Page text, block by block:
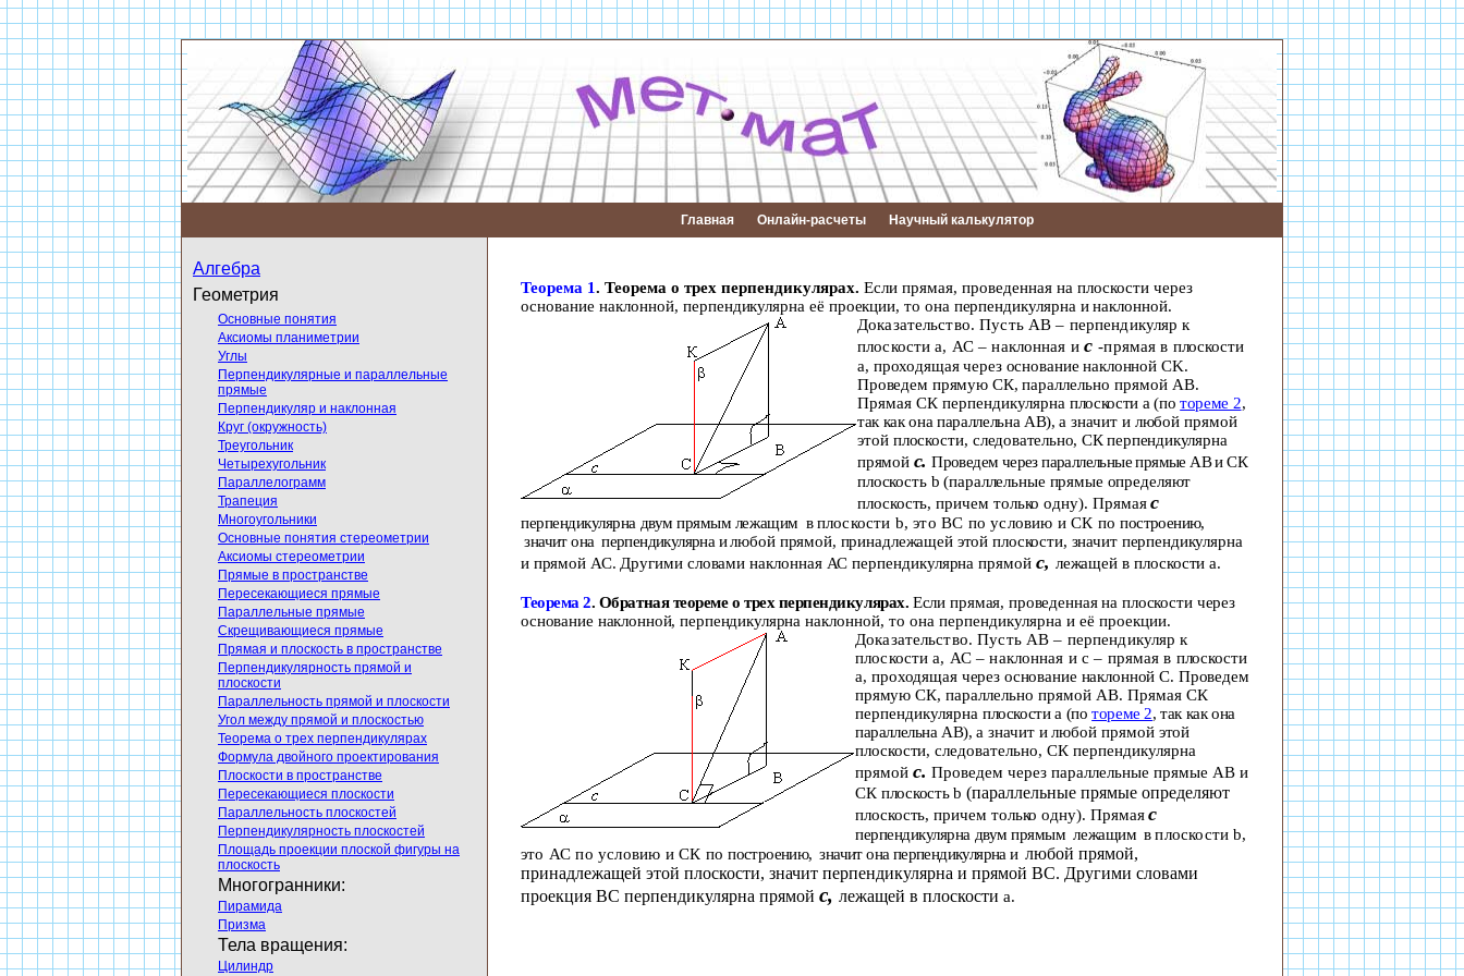
Главная Онлайн-расчеты Научный калькулятор
Алгебра
Геометрия
Основные понятия
Аксиомы планиметрии
Углы
Перпендикулярные и параллельные
прямые
Перпендикуляр и наклонная
Круг (окружность)
Треугольник
Четырехугольник
Параллелограмм
Трапеция
Многоугольники
Основные понятия стереометрии
Аксиомы стереометрии
Прямые в пространстве
Пересекающиеся прямые
Параллельные прямые
Скрещивающиеся прямые
Прямая и плоскость в пространстве
Перпендикулярность прямой и
плоскости
Параллельность прямой и плоскости
Угол между прямой и плоскостью
Теорема о трех перпендикулярах
Формула двойного проектирования
Плоскости в пространстве
Пересекающиеся плоскости
Параллельность плоскостей
Перпендикулярность плоскостей
Площадь проекции плоской фигуры на
плоскость
Многогранники:
Пирамида
Призма
Тела вращения:
Цилиндр
Теорема 1. Теорема о трех перпендикулярах. Если прямая, проведенная на плоскости через
основание наклонной, перпендикулярна её проекции, то она перпендикулярна и наклонной.
Доказательство. Пусть АВ – перпендикуляр к
плоскостиa, АС – наклонная ис-прямая в плоскости
a, проходящая через основание наклонной СK.
Проведем прямую СК,параллельно прямой АВ.
Прямая СК перпендикулярна плоскости a (потореме 2,
так как она параллельна АВ),а значит и любой прямой
этой плоскости, следовательно, СК перпендикулярна
прямой с. Проведем черезпараллельные прямые АВ и СК
плоскость b (параллельные прямые определяют
плоскость, причем только одну). Прямаяс
перпендикулярна двум прямым лежащим вплоскости b, это ВС по условию и СК попостроению,
значит она перпендикулярна илюбой прямой, принадлежащей этой плоскости, значитперпендикулярна
и прямой АС. Другими словами наклонная АС перпендикулярна прямой с, лежащей в плоскостиa.
Теорема 2. Обратная теореме о трех перпендикулярах. Если прямая, проведенная на плоскости через
основание наклонной, перпендикулярнанаклонной, то она перпендикулярна и её проекции.
Доказательство. Пусть АВ – перпендикуляр к
плоскостиa, АС – наклонная и с – прямая в плоскости
a, проходящая через основание наклонной С. Проведем
прямую СК, параллельно прямой АВ. Прямая СК
перпендикулярна плоскостиa (потореме 2, так как она
параллельна АВ),а значит и любой прямой этой
плоскости,следовательно, СК перпендикулярна
прямой с. Проведем через параллельные прямые АВ и
СК плоскостьb (параллельные прямые определяют
плоскость, причем только одну). Прямаяс
перпендикулярна двум прямым лежащим вплоскостиb,
это АС по условию и СК попостроению, значит она перпендикулярна и любой прямой,
принадлежащей этой плоскости, значит перпендикулярна и прямой ВС. Другими словами
проекция ВС перпендикулярна прямой с, лежащей в плоскости a.